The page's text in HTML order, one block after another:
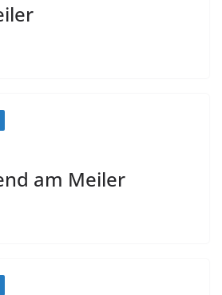
am Meiler